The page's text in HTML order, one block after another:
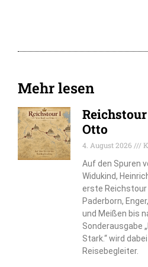
Mehr lesen
Otto
4. August 2026
Auf den Spuren
Widukind,
erste
Paderborn,
und Meißen bis
Sonderausgabe
Stark.“ wird
Reisebegleiter.